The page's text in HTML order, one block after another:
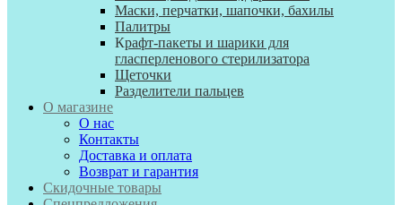
Маски, перчатки, шапочки, бахилы
Палитры
Крафт-пакеты и шарики для
гласперленового стерилизатора
Щеточки
Разделители пальцев
О магазине
О нас
Контакты
Доставка и оплата
Возврат и гарантия
Скидочные товары